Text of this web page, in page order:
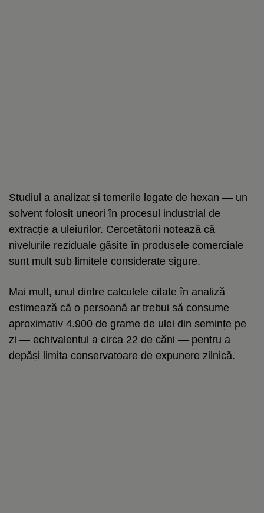
Studiul a analizat și temerile legate de hexan — un
solvent folosit uneori în procesul industrial de
extracție a uleiurilor. Cercetătorii notează că
nivelurile reziduale găsite în produsele comerciale
sunt mult sub limitele considerate sigure.
Mai mult, unul dintre calculele citate în analiză
estimează că o persoană ar trebui să consume
aproximativ 4.900 de grame de ulei din semințe pe
zi — echivalentul a circa 22 de căni — pentru a
depăși limita conservatoare de expunere zilnică.